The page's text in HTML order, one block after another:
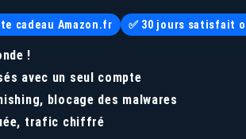
cadeau Amazon.fr ✅ 30 jours satisfait
!
avec un seul compte
blocage des malwares
trafic chiffré